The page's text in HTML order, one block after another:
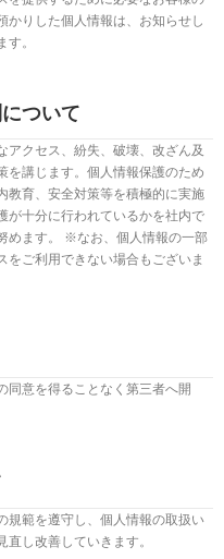
りした個人情報は、お知らせし
。
ついて
クセス、紛失、破壊、改ざん及
を講じます。個人情報保護のため
教育、安全対策等を積極的に実施
が十分に行われているかを社内で
めます。 ※なお、個人情報の一部
ご利用できない場合もございま
同意を得ることなく第三者へ開
規範を遵守し、個人情報の取扱い
し改善していきます。